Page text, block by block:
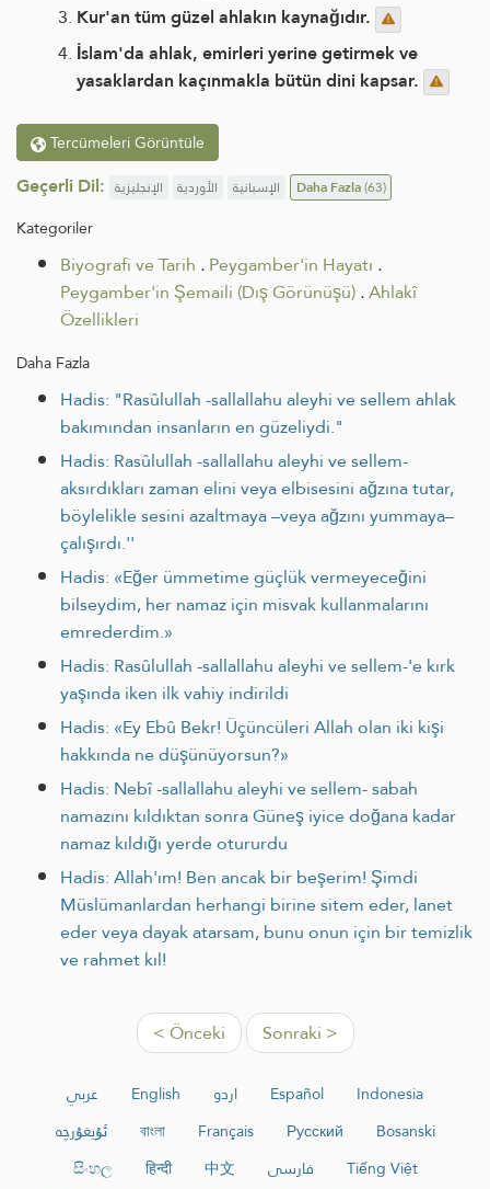
Kur'an tüm güzel ahlakın kaynağıdır.
İslam'da ahlak, emirleri yerine getirmek ve
yasaklardan kaçınmakla bütün dini kapsar.
Tercümeleri Görüntüle
Geçerli Dil: الإنجليزية الأوردية الإسبانية Daha Fazla(63)
Kategoriler
Biyografi ve Tarih .Peygamber'in Hayatı .
Peygamber'in Şemaili (Dış Görünüşü).Ahlakî
Özellikleri
Daha Fazla
Hadis: "Rasûlullah -sallallahu aleyhi ve sellem ahlak
bakımından insanların en güzeliydi."
Hadis: Rasûlullah -sallallahu aleyhi ve sellem-
aksırdıkları zaman elini veya elbisesini ağzına tutar,
böylelikle sesini azaltmaya –veya ağzını yummaya–
çalışırdı.''
Hadis: «Eğer ümmetime güçlük vermeyeceğini
bilseydim, her namaz için misvak kullanmalarını
emrederdim.»
Hadis: Rasûlullah -sallallahu aleyhi ve sellem-'e kırk
yaşında iken ilk vahiy indirildi
Hadis: «Ey Ebû Bekr! Üçüncüleri Allah olan iki kişi
hakkında ne düşünüyorsun?»
Hadis: Nebî -sallallahu aleyhi ve sellem- sabah
namazını kıldıktan sonra Güneş iyice doğana kadar
namaz kıldığı yerde otururdu
Hadis: Allah'ım! Ben ancak bir beşerim! Şimdi
Müslümanlardan herhangi birine sitem eder, lanet
eder veya dayak atarsam, bunu onun için bir temizlik
ve rahmet kıl!
< Önceki Sonraki >
عربي English اردو Español
Indonesia
ئۇيغۇرچە
বাংলা Français Русский
Bosanski
සිංහල
हिन्दी 中文 فارسی
Tiếng Việt